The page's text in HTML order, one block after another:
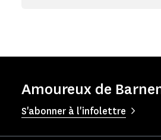
Amoureux de
S'abonner à l'infolettre